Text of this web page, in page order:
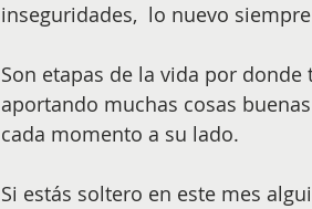
inseguridades,  lo nuevo
Son etapas de la vida por
aportando muchas cosas
cada momento a su lado.
Si estás soltero en este mes